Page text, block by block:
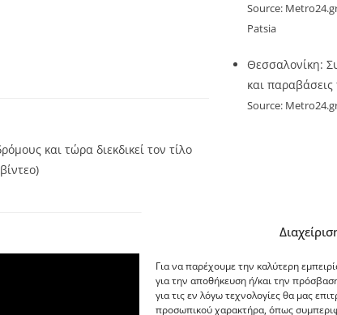
Για να παρέχουμε την καλύτερη
για την αποθήκευση ή/και την
για τις εν λόγω τεχνολογίες θα μας
προσωπικού χαρακτήρα, όπως
και τώρα διεκδικεί τον τίλο
Source:
Patsia
Θεσσαλονίκη:
και
Source: